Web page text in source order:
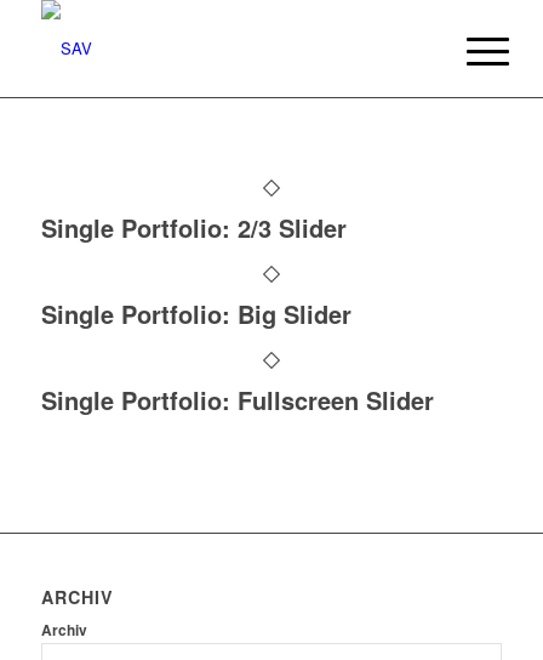
Single Portfolio: 2/3 Slider
Single Portfolio: Big Slider
Single Portfolio: Fullscreen Slider
ARCHIV
Archiv